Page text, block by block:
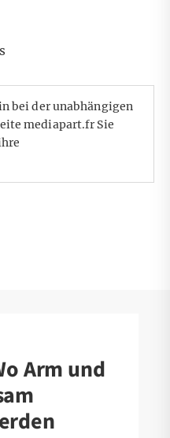
bei der unabhängigen
mediapart.fr Sie
Arm und